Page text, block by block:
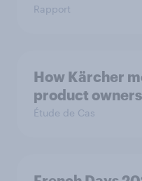
Rapport
How Kärcher
product
Étude de Cas